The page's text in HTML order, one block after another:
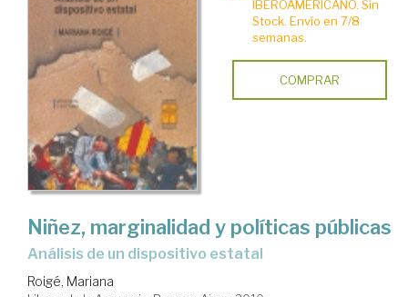
IBEROAMERICANO. Sin
Stock. Envío en 7/8
semanas.
COMPRAR
Niñez, marginalidad y políticas públicas
análisis de un dispositivo estatal
Roigé, Mariana